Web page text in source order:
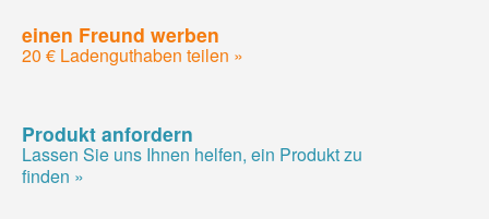
einen Freund werben
20 € Ladenguthaben teilen »
Produkt anfordern
Lassen Sie uns Ihnen helfen, ein Produkt zu
finden »